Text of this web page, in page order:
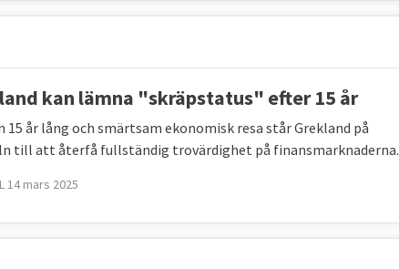
för hur EU-länderna skulle hantera en bankkris
bedömare, däribland denekonomiska
att motarbeta krisen. Mário Centeno,
det tidigare krislandet Portugal, sade i etttal i
kan lämna "skräpstatus" efter 15 år
15 år lång och smärtsam ekonomisk resa står Grekland på
till att återfå fullständig trovärdighet på finansmarknaderna.
14 mars 2025